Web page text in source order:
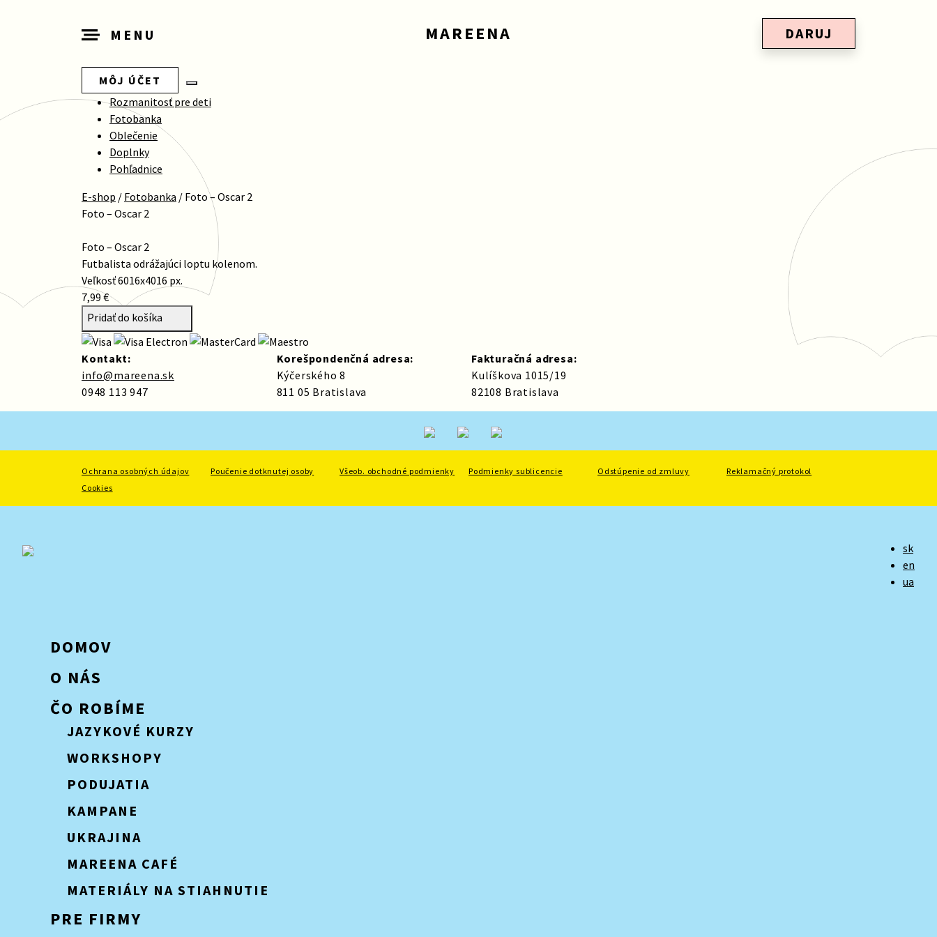
MENU MAREENA DARUJ
MÔJ ÚČET
Rozmanitosť pre deti
Fotobanka
Oblečenie
Doplnky
Pohľadnice
E-shop / Fotobanka / Foto – Oscar 2
Foto – Oscar 2
Foto – Oscar 2
Futbalista odrážajúci loptu kolenom.
Veľkosť 6016x4016 px.
7,99 €
Pridať do košíka
Kontakt:
info@mareena.sk
0948 113 947
Korešpondenčná adresa:
Kýčerského 8
811 05 Bratislava
Fakturačná adresa:
Kulíškova 1015/19
82108 Bratislava
Ochrana osobných údajov Poučenie dotknutej osoby Všeob. obchodné podmienky Podmienky sublicencie Odstúpenie od zmluvy
Reklamačný protokol
Cookies
sk
en
ua
DOMOV
O NÁS
ČO ROBÍME
JAZYKOVÉ KURZY
WORKSHOPY
PODUJATIA
KAMPANE
UKRAJINA
MAREENA CAFÉ
MATERIÁLY NA STIAHNUTIE
PRE FIRMY